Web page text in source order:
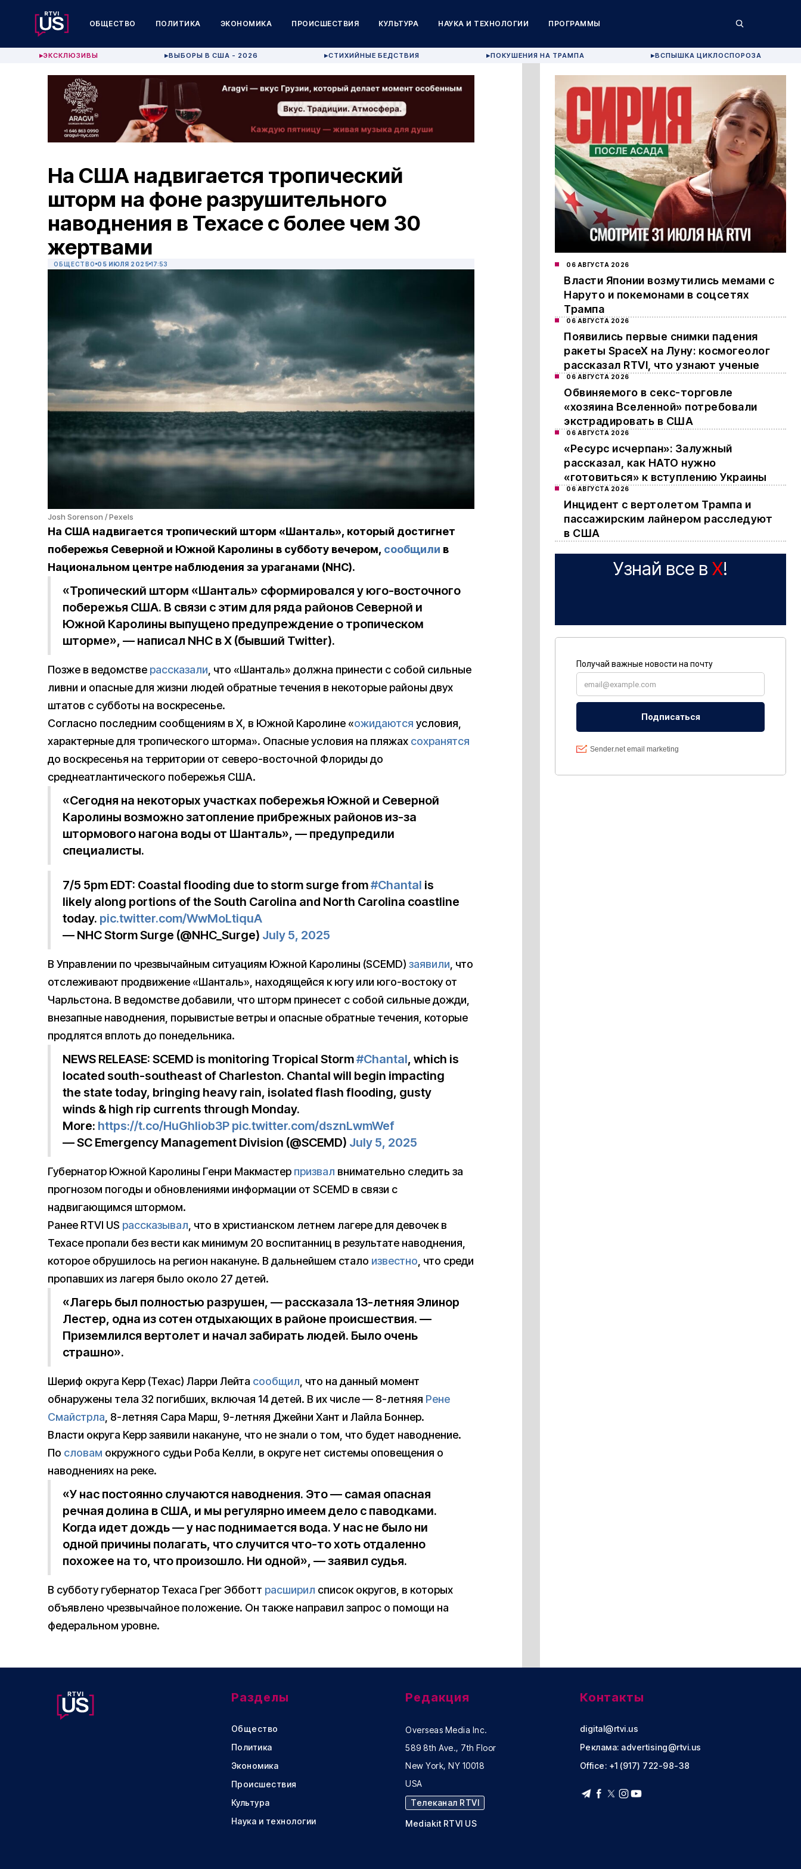
ОБЩЕСТВО ПОЛИТИКА ЭКОНОМИКА ПРОИСШЕСТВИЯ КУЛЬТУРА НАУКА И ТЕХНОЛОГИИ ПРОГРАММЫ
▶ЭКСКЛЮЗИВЫ ▶ВЫБОРЫ В США - 2026 ▶СТИХИЙНЫЕ БЕДСТВИЯ ▶ПОКУШЕНИЯ НА ТРАМПА ▶ВСПЫШКА ЦИКЛОСПОРОЗА
На США надвигается тропический
шторм на фоне разрушительного
наводнения в Техасе с более чем 30
жертвами
ОБЩЕСТВО 05 ИЮЛЯ 2025 17:53
Josh Sorenson / Pexels
На США надвигается тропический шторм «Шанталь», который достигнет
побережья Северной и Южной Каролины в субботу вечером, сообщили в
Национальном центре наблюдения за ураганами (NHC).
«Тропический шторм «Шанталь» сформировался у юго-восточного
побережья США. В связи с этим для ряда районов Северной и
Южной Каролины выпущено предупреждение о тропическом
шторме», — написал NHC в X (бывший Twitter).
Позже в ведомстве рассказали, что «Шанталь» должна принести с собой сильные
ливни и опасные для жизни людей обратные течения в некоторые районы двух
штатов с субботы на воскресенье.
Согласно последним сообщениям в X, в Южной Каролине «ожидаются условия,
характерные для тропического шторма». Опасные условия на пляжах сохранятся
до воскресенья на территории от северо-восточной Флориды до
среднеатлантического побережья США.
«Сегодня на некоторых участках побережья Южной и Северной
Каролины возможно затопление прибрежных районов из-за
штормового нагона воды от Шанталь», — предупредили
специалисты.
7/5 5pm EDT: Coastal flooding due to storm surge from#Chantal is
likely along portions of the South Carolina and North Carolina coastline
today. pic.twitter.com/WwMoLtiquA
— NHC Storm Surge (@NHC_Surge) July 5, 2025
В Управлении по чрезвычайным ситуациям Южной Каролины (SCEMD) заявили, что
отслеживают продвижение «Шанталь», находящейся к югу или юго-востоку от
Чарльстона. В ведомстве добавили, что шторм принесет с собой сильные дожди,
внезапные наводнения, порывистые ветры и опасные обратные течения, которые
продлятся вплоть до понедельника.
NEWS RELEASE: SCEMD is monitoring Tropical Storm#Chantal, which is
located south-southeast of Charleston. Chantal will begin impacting
the state today, bringing heavy rain, isolated flash flooding, gusty
winds & high rip currents through Monday.
More: https://t.co/HuGhIiob3P pic.twitter.com/dsznLwmWef
— SC Emergency Management Division (@SCEMD) July 5, 2025
Губернатор Южной Каролины Генри Макмастер призвал внимательно следить за
прогнозом погоды и обновлениями информации от SCEMD в связи с
надвигающимся штормом.
Ранее RTVI US рассказывал, что в христианском летнем лагере для девочек в
Техасе пропали без вести как минимум 20 воспитанниц в результате наводнения,
которое обрушилось на регион накануне. В дальнейшем стало известно, что среди
пропавших из лагеря было около 27 детей.
«Лагерь был полностью разрушен, — рассказала 13-летняя Элинор
Лестер, одна из сотен отдыхающих в районе происшествия. —
Приземлился вертолет и начал забирать людей. Было очень
страшно».
Шериф округа Керр (Техас) Ларри Лейта сообщил, что на данный момент
обнаружены тела 32 погибших, включая 14 детей. В их числе — 8-летняя Рене
Смайстрла, 8-летняя Сара Марш, 9-летняя Джейни Хант и Лайла Боннер.
Власти округа Керр заявили накануне, что не знали о том, что будет наводнение.
По словам окружного судьи Роба Келли, в округе нет системы оповещения о
наводнениях на реке.
«У нас постоянно случаются наводнения. Это — самая опасная
речная долина в США, и мы регулярно имеем дело с паводками.
Когда идет дождь — у нас поднимается вода. У нас не было ни
одной причины полагать, что случится что-то хоть отдаленно
похожее на то, что произошло. Ни одной», — заявил судья.
В субботу губернатор Техаса Грег Эбботт расширил список округов, в которых
объявлено чрезвычайное положение. Он также направил запрос о помощи на
федеральном уровне.
06 АВГУСТА 2026
Власти Японии возмутились мемами с
Наруто и покемонами в соцсетях
Трампа
06 АВГУСТА 2026
Появились первые снимки падения
ракеты SpaceX на Луну: космогеолог
рассказал RTVI, что узнают ученые
06 АВГУСТА 2026
Обвиняемого в секс-торговле
«хозяина Вселенной» потребовали
экстрадировать в США
06 АВГУСТА 2026
«Ресурс исчерпан»: Залужный
рассказал, как НАТО нужно
«готовиться» к вступлению Украины
06 АВГУСТА 2026
Инцидент с вертолетом Трампа и
пассажирским лайнером расследуют
в США
Узнай все в X!
Разделы
Общество
Политика
Экономика
Происшествия
Культура
Наука и технологии
Редакция
Overseas Media Inc.
589 8th Ave., 7th Floor
New York, NY 10018
USA
Телеканал RTVI
Mediakit RTVI US
Контакты
digital@rtvi.us
Реклама: advertising@rtvi.us
Office: +1 (917) 722-98-38